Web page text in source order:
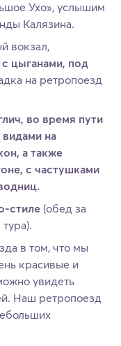
Ухо», услышим
Калязина.
вокзал,
цыганами, под
на ретропоезд
во время пути
на
а также
с частушками
стиле (обед за
в том, что мы
красивые и
увидеть
Наш ретропоезд